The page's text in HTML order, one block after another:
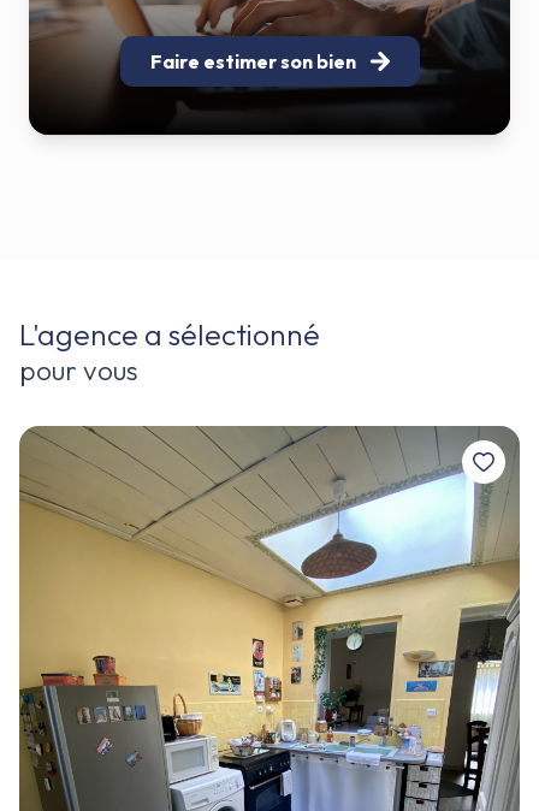
Faire estimer son bien
L'agence a sélectionné
pour vous